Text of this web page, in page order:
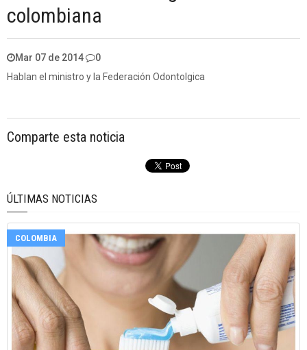
colombiana
Mar 07 de 2014
0
Hablan el ministro y la Federación Odontolgica
Comparte esta noticia
ÚLTIMAS NOTICIAS
COLOMBIA